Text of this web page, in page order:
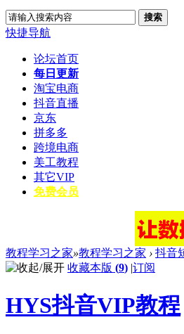
搜索
快捷导航
论坛首页
每日更新
淘宝电商
抖音直播
京东
拼多多
跨境电商
美工教程
其它VIP
免费会员
教程学习之家»教程学习之家 › 抖音
收藏本版 (9) |订阅
HYS抖音VIP教程